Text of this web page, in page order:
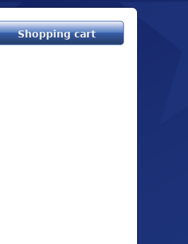
Shopping cart